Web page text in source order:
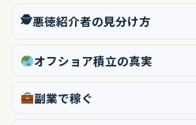
🕵️悪徳紹介者の見分け方
オフショア積立の真実
副業で稼ぐ